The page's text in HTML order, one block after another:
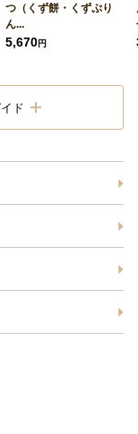
つ（くず餅・くずぷり
ん...
5,670円
ド